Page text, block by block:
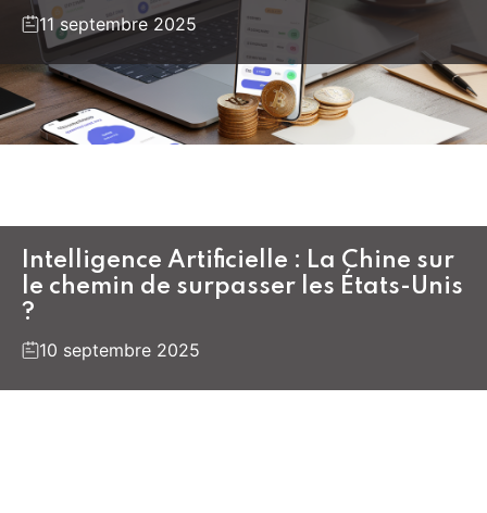
11 septembre 2025
Intelligence Artificielle : La Chine sur
le chemin de surpasser les États-Unis
?
10 septembre 2025